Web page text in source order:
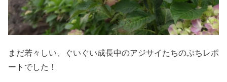
まだ若々しい、ぐいぐい成長中のアジサイたちのぷちレポ
ートでした！